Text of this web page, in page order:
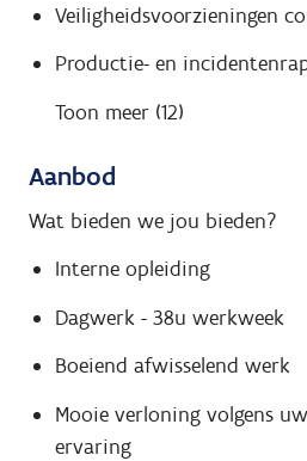
Veiligheidsvoorzieningen
Productie- en
Toon meer (12)
Aanbod
Wat bieden we jou bieden?
Interne opleiding
Dagwerk - 38u werkweek
Boeiend afwisselend werk
Mooie verloning volgens
ervaring